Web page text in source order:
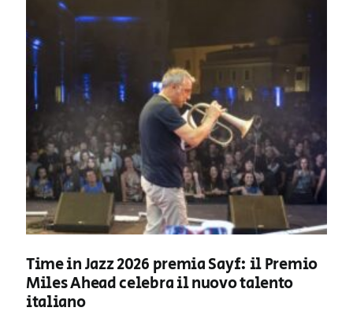
Time in Jazz 2026 premia Sayf: il Premio
Miles Ahead celebra il nuovo talento
italiano